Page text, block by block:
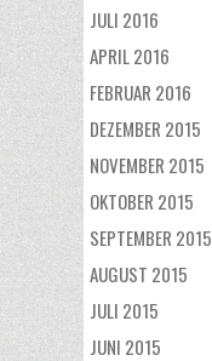
JULI 2016
APRIL 2016
FEBRUAR 2016
DEZEMBER 2015
NOVEMBER 2015
OKTOBER 2015
SEPTEMBER 2015
AUGUST 2015
JULI 2015
JUNI 2015